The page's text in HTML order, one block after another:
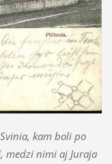
kam boli po
medzi nimi aj Juraja